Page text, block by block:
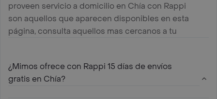
proveen servicio a domicilio en Chía con Rappi
son aquellos que aparecen disponibles en esta
página, consulta aquellos mas cercanos a tu
¿Mimos ofrece con Rappi 15 días de envíos
gratis en Chía?